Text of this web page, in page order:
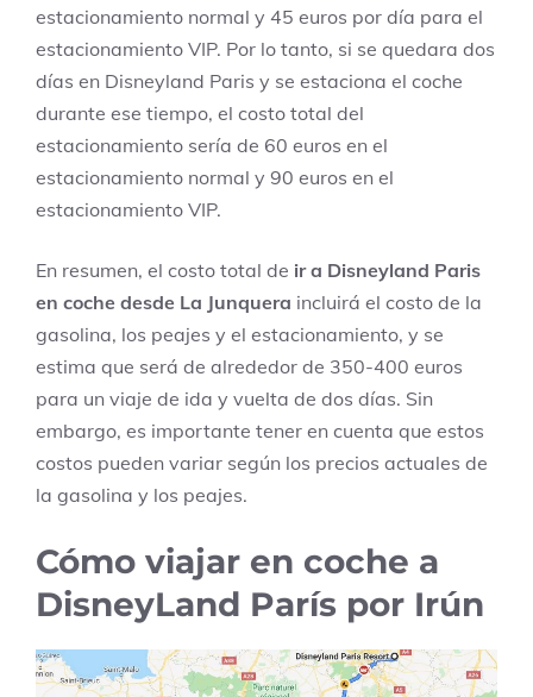
estacionamiento normal y 45 euros por día para el
estacionamiento VIP. Por lo tanto, si se quedara dos
días en Disneyland Paris y se estaciona el coche
durante ese tiempo, el costo total del
estacionamiento sería de 60 euros en el
estacionamiento normal y 90 euros en el
estacionamiento VIP.
En resumen, el costo total de ir a Disneyland Paris
en coche desde La Junquera incluirá el costo de la
gasolina, los peajes y el estacionamiento, y se
estima que será de alrededor de 350-400 euros
para un viaje de ida y vuelta de dos días. Sin
embargo, es importante tener en cuenta que estos
costos pueden variar según los precios actuales de
la gasolina y los peajes.
Cómo viajar en coche a
DisneyLand París por Irún